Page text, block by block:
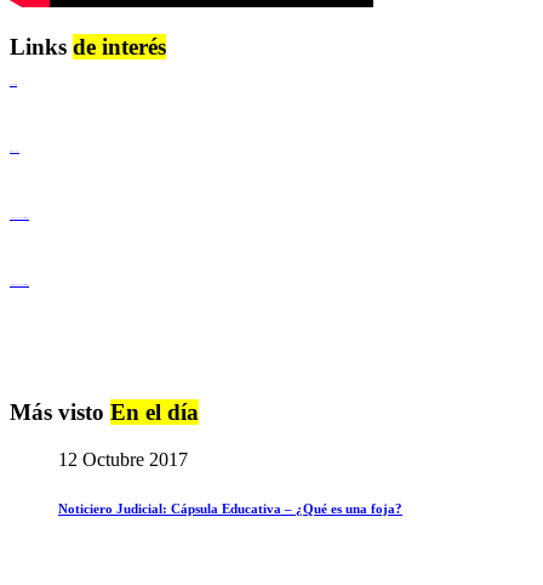
Links de interés
Más visto En el día
12 Octubre 2017
Noticiero Judicial: Cápsula Educativa – ¿Qué es una foja?